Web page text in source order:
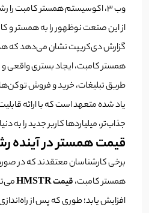
وب ۳، اکوسیستم همستر کامبت
از این صنعت نوظهور را به همستر و
گزارش دی‌کریپت نشان می‌دهد که
همستر کامبت، ایجاد بستری واقعی و
طریق تبلیغات، خرید و فروش
یاد شده متعهد است که با ارائه
جذاب‌تر، میلیارد‌ها کاربر جدید را به دنیای
قیمت همستر در آینده
برخی کارشناسان معتقدند که در
همستر کامبت،قیمت HMSTR
افزایش یابد؛ طوری‌ که پس از